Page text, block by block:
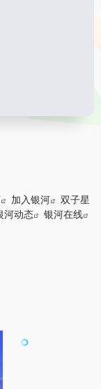
加入银河
双子星
河动态
银河在线